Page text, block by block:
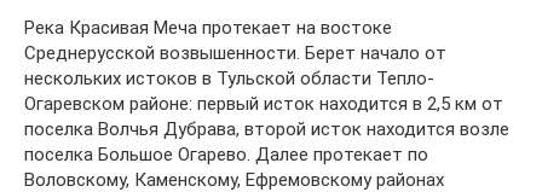
Река Красивая Меча протекает на востоке
Среднерусской возвышенности. Берет начало от
нескольких истоков в Тульской области Тепло-
Огаревском районе: первый исток находится в 2,5 км от
поселка Волчья Дубрава, второй исток находится возле
поселка Большое Огарево. Далее протекает по
Воловскому, Каменскому, Ефремовскому районах